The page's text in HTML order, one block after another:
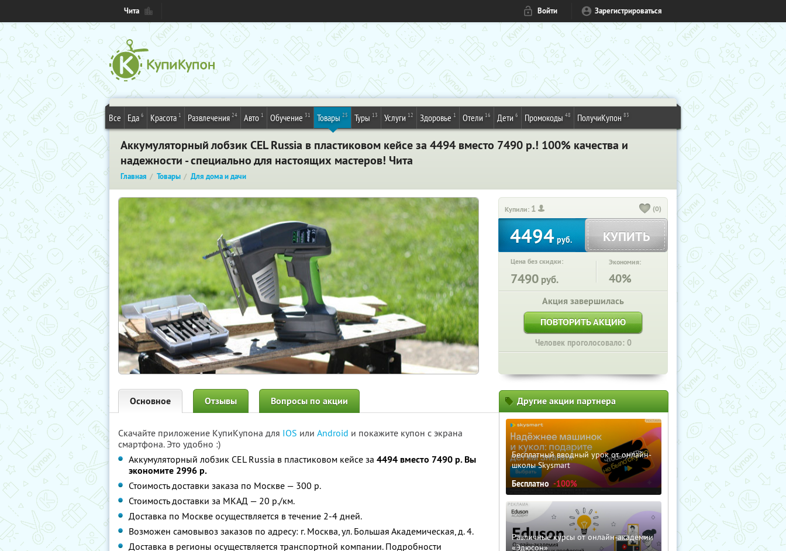
Чита Войти Зарегистрироваться
Все Еда 6 Красота 1 Развлечения 24 Авто 1 Обучение 31 Товары 25 Туры 13 Услуги 12 Здоровье 1 Отели 16 Дети 6 Промокоды 48 ПолучиКупон 83
Аккумуляторный лобзик CEL Russia в пластиковом кейсе за 4494 вместо 7490 р.! 100% качества и
надежности - специально для настоящих мастеров! Чита
Главная Товары Для дома и дачи
Купили: 1 (0)
4494руб. КУПИТЬ
Цена без скидки:
7490 руб.
Экономия:
40%
Акция завершилась
ПОВТОРИТЬ АКЦИЮ
Человек проголосовало: 0
Основное Отзывы Вопросы по акции
Скачайте приложение КупиКупона для IOS или Android и покажите купон с экрана
смартфона. Это удобно :)
Аккумуляторный лобзик CEL Russia в пластиковом кейсе за 4494 вместо 7490 р. Вы
экономите 2996 р.
Стоимость доставки заказа по Москве — 300 р.
Стоимость доставки за МКАД — 20 р./км.
Доставка по Москве осуществляется в течение 2-4 дней.
Возможен самовывоз заказов по адресу: г. Москва, ул. Большая Академическая, д. 4.
Доставка в регионы осуществляется транспортной компании. Подробности
Другие акции партнера
Бесплатный вводный урок от онлайн-
школы Skysmart
Бесплатно -100%
Различные курсы от онлайн-академии
«Эдюсон»